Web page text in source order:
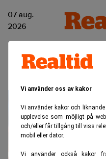
Vi använder oss av kakor
Vi använder kakor och
upplevelse som möjligt på
och/eller får tillgång till viss
mobil eller dator.
Vi använder också kakor
07 aug.
2026